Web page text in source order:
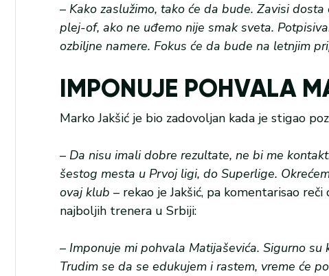
– Kako zaslužimo, tako će da bude. Zavisi
plej-of, ako ne uđemo nije smak sveta.
ozbiljne namere. Fokus će da bude na letnjim
IMPONUJE POHVALA
Marko Jakšić je bio zadovoljan kada je stigao
– Da nisu imali dobre rezultate, ne bi me
šestog mesta u Prvoj ligi, do Superlige.
ovaj klub – rekao je Jakšić, pa komentarisao
najboljih trenera u Srbiji:
– Imponuje mi pohvala Matijaševića. Sigurno
Trudim se da se edukujem i rastem, vreme će